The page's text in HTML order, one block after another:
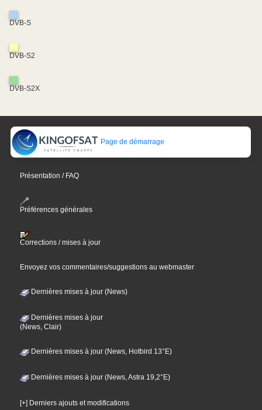
DVB-S
DVB-S2
DVB-S2X
Page de démarrage
Présentation / FAQ
Préférences générales
Corrections / mises à jour
Envoyez vos commentaires/suggestions au webmaster
Dernières mises à jour (News)
Dernières mises à jour
(News, Clair)
Dernières mises à jour (News, Hotbird 13°E)
Dernières mises à jour (News, Astra 19,2°E)
[+] Derniers ajouts et modifications